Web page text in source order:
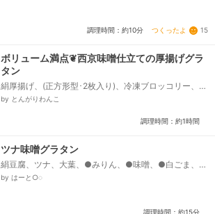
調理時間：約10分 つくったよ 15
ボリューム満点❦西京味噌仕立ての厚揚げグラ
タン
絹厚揚げ、(正方形型･2枚入り)、冷凍ブロッコリー、ス
ライスベーコン、玉ねぎ 中サイズ 1/2玉、ピザ用チ
スの、西京味噌、└→信州みそ(白)で代用するときは、
顆粒こんぶだし、薄力粉、牛乳、または、豆乳...
by とんがりわんこ
調理時間：約1時間
ツナ味噌グラタンㅤ
絹豆腐、ツナ、大葉、●みりん、●味噌、●白ごま、●
マヨネーズ、溶けるチーズ、刻み海苔
by はーと○︎︎◌
調理時間：約15分